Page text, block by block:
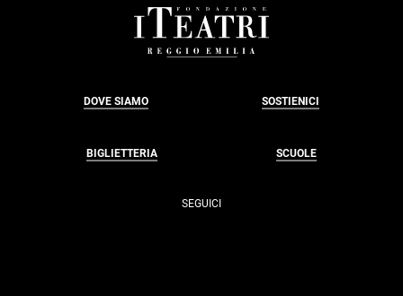
DOVE SIAMO SOSTIENICI
BIGLIETTERIA SCUOLE
SEGUICI